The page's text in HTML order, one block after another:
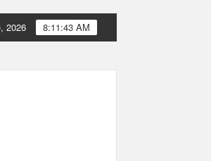
Έκδοση Αδειών Άσκησης
2026 8:11:43 AM